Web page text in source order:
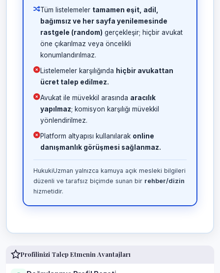
Tüm listelemeler tamamen eşit, adil,
bağımsız ve her sayfa yenilemesinde
rastgele (random) gerçekleşir; hiçbir avukat
öne çıkarılmaz veya öncelikli
konumlandırılmaz.
Listelemeler karşılığında hiçbir avukattan
ücret talep edilmez.
Avukat ile müvekkil arasında aracılık
yapılmaz; komisyon karşılığı müvekkil
yönlendirilmez.
Platform altyapısı kullanılarak online
danışmanlık görüşmesi sağlanmaz.
HukukiUzman yalnızca kamuya açık mesleki bilgileri
düzenli ve tarafsız biçimde sunan bir rehber/dizin
hizmetidir.
Profilinizi Talep Etmenin Avantajları